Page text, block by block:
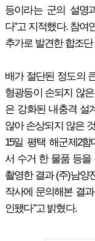
등이라는 군의 설명
다”고 지적했다. 참여
추가로 발견한 합조
배가 절단된 정도의
형광등이 손되지 않
은 강화된 내충격 설
않아 손상되지 않은
15일 평택 해군제2
서 수거 한 물품 등
촬영한 결과 (주)남양
작사에 문의해본 결
인됐다”고 밝혔다.